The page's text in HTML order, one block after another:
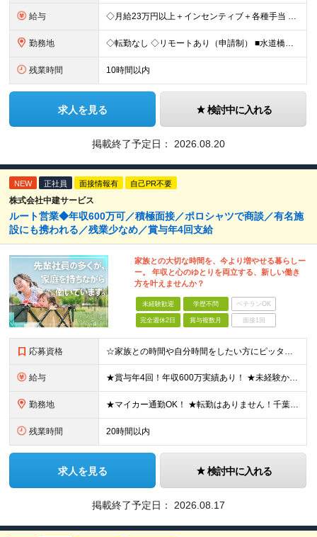
給与 ◇月給23万円以上＋インセンティブ＋各種手当 ・残業代と交通費は別途支給 ・退職金や住宅手当など…福利厚生も充実！ 【経験者は経験・スキルに応じて優遇します】 月給25万円以上＋インセンティブ賞与2
勤務地 ◇転勤なし ◇リモートあり（申請制） ■水道橋オフィス／東京都千代田区神田三崎町3-5-9 天翔オフィス水道橋7F ※敷地内全面禁煙
残業時間 10時間以内
求人を見る 検討中に入れる
掲載終了予定日： 2026.08.20
NEW 正社員 面接情報有 自己PR不要
株式会社中建サービス
ルート営業◆年収600万可／積極面接／ポロシャツで商談／有名施
設にも携われる／残業少なめ／賞与年4回支給
家族との大切な時間を、今より増やせる暮らしー
ー。 年収と心のゆとりを両立する、新しい働き
方を叶えませんか？
未経験歓迎 学歴不問 ベテランOK
完全週休2日 賞与複数月 面接1回
応募資格 ☆家族との時間や自分時間をしたい方にピッタリの環境です ◆要普通自動車運転免許（AT限定可） ◆学歴不問 ★こんな方にピッタリです！ ・フットワーク軽く行動できる方 ・人の話に素直に耳を傾けられる方
給与 ★賞与年4回！年収600万実績あり！ ★未経験からでも基本給27万円スタートと、安定した収入を得られる環境です！ 月給27万円～29万円＋各種手当＋賞与年2回（＋業績賞与年2回） ※経験・スキルを考
勤務地 ★マイカー通勤OK！ ★転勤はありません！千葉＆大阪で積極採用中！ 【千葉】千葉県白井市富塚1番 【大阪】大阪府堺市堺区南半町東1丁目1番10号 ※(変更の範囲)上記を除く当社関連勤務地
残業時間 20時間以内
求人を見る 検討中に入れる
掲載終了予定日： 2026.08.17